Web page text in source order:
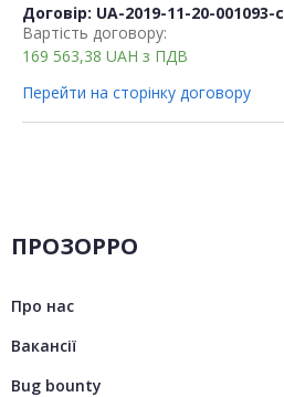
Договір: UA-2019-11-20-001093-
Вартість договору:
169 563,38 UAH з ПДВ
Перейти на сторінку договору
ПРОЗОРРО
Про нас
Вакансії
Bug bounty